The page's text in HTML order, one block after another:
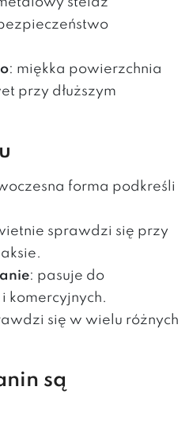
: miękka powierzchnia
przy dłuższym
forma podkreśli
sprawdzi się przy
: pasuje do
komercyjnych.
się w wielu różnych
są